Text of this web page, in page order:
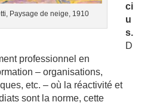
Paysage de neige, 1910
ci
u
s.
D
professionnel en
– organisations,
etc. – où la réactivité et
sont la norme, cette